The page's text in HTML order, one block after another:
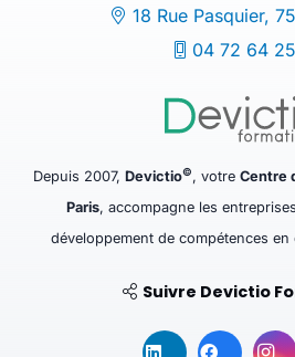
18 Rue Pasquier,
04 72 64
Depuis 2007, Devictio©, votre Centre
Paris, accompagne les
développement de compétences en
Suivre Devictio